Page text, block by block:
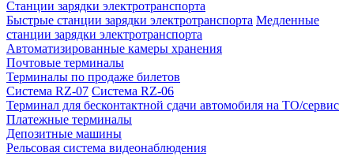
Станции зарядки электротранспорта
Быстрые станции зарядки электротранспорта Медленные
станции зарядки электротранспорта
Автоматизированные камеры хранения
Почтовые терминалы
Терминалы по продаже билетов
Система RZ-07 Система RZ-06
Терминал для бесконтактной сдачи автомобиля на ТО/сервис
Платежные терминалы
Депозитные машины
Рельсовая система видеонаблюдения